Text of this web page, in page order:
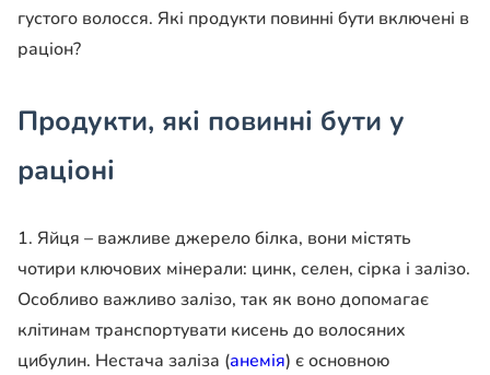
густого волосся. Які продукти повинні бути включені в
раціон?
Продукти, які повинні бути у
раціоні
1. Яйця – важливе джерело білка, вони містять
чотири ключових мінерали: цинк, селен, сірка і залізо.
Особливо важливо залізо, так як воно допомагає
клітинам транспортувати кисень до волосяних
цибулин. Нестача заліза (анемія) є основною